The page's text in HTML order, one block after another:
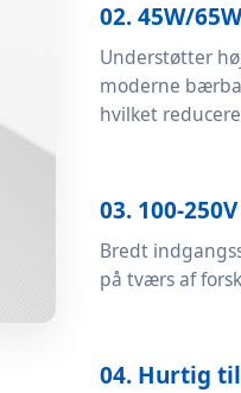
02. 45W/
Understøtter
moderne
hvilket
03. 100-
Bredt
på tværs af
04. Hurtig